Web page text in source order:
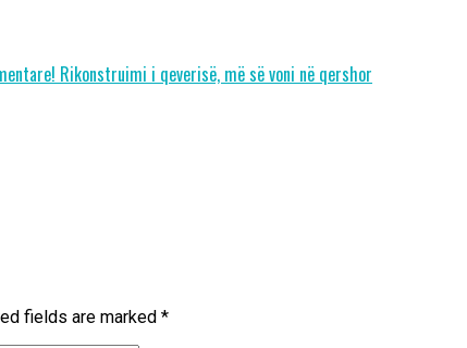
Rikonstruimi i qeverisë, më së voni në qershor
fields are marked *